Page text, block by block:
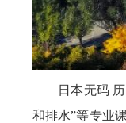
日本无码
和排水”等专业